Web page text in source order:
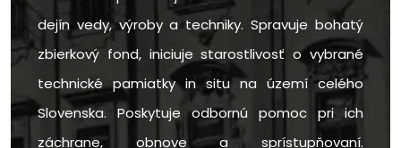
dejín vedy, výroby a techniky. Spravuje bohatý
zbierkový fond, iniciuje starostlivosť o vybrané
technické pamiatky in situ na území celého
Slovenska. Poskytuje odbornú pomoc pri ich
záchrane, obnove a sprístupňovaní.